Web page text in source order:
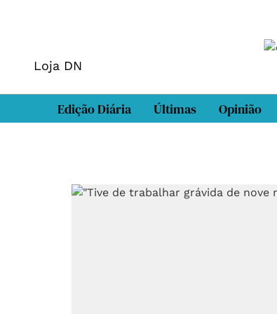
Loja DN
Edição Diária Últimas Opinião